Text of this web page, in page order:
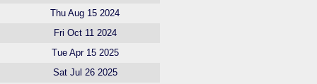
Thu Aug 15 2024
Fri Oct 11 2024
Tue Apr 15 2025
Sat Jul 26 2025